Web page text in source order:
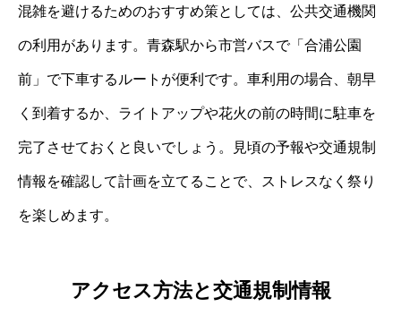
混雑を避けるためのおすすめ策としては、公共交通機関
の利用があります。青森駅から市営バスで「合浦公園
前」で下車するルートが便利です。車利用の場合、朝早
く到着するか、ライトアップや花火の前の時間に駐車を
完了させておくと良いでしょう。見頃の予報や交通規制
情報を確認して計画を立てることで、ストレスなく祭り
を楽しめます。
アクセス方法と交通規制情報